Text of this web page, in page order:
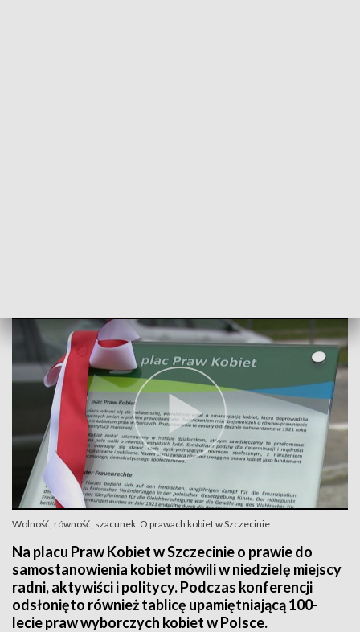
Wolność, równość, szacunek. O prawach kobiet w Szczecinie
Na placu Praw Kobiet w Szczecinie o prawie do
samostanowienia kobiet mówili w niedzielę miejscy
radni, aktywiści i politycy. Podczas konferencji
odsłonięto również tablicę upamiętniającą 100-
lecie praw wyborczych kobiet w Polsce.